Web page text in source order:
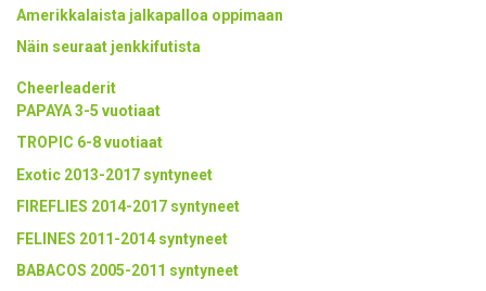
Amerikkalaista jalkapalloa oppimaan
Näin seuraat jenkkifutista
Cheerleaderit
PAPAYA 3-5 vuotiaat
TROPIC 6-8 vuotiaat
Exotic 2013-2017 syntyneet
FIREFLIES 2014-2017 syntyneet
FELINES 2011-2014 syntyneet
BABACOS 2005-2011 syntyneet